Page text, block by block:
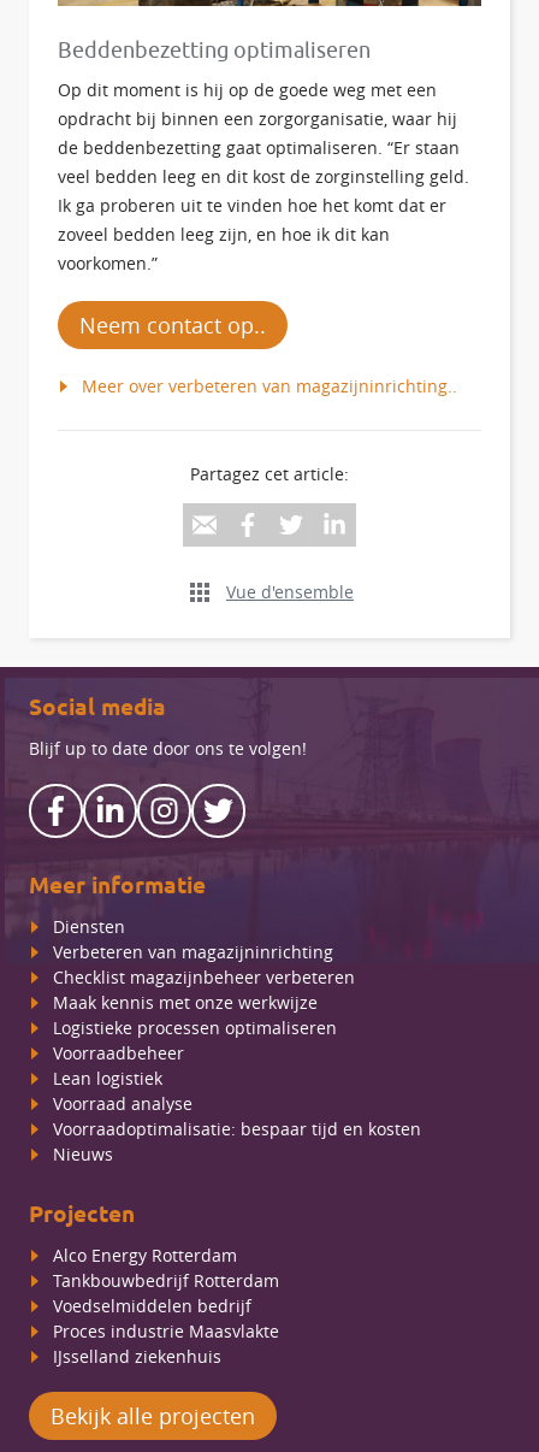
Beddenbezetting optimaliseren
Op dit moment is hij op de goede weg met een
opdracht bij binnen een zorgorganisatie, waar hij
de beddenbezetting gaat optimaliseren. “Er staan
veel bedden leeg en dit kost de zorginstelling geld.
Ik ga proberen uit te vinden hoe het komt dat er
zoveel bedden leeg zijn, en hoe ik dit kan
voorkomen.”
Neem contact op..
Meer over verbeteren van magazijninrichting..
Partagez cet article:
Vue d'ensemble
Social media
Blijf up to date door ons te volgen!
Meer informatie
Diensten
Verbeteren van magazijninrichting
Checklist magazijnbeheer verbeteren
Maak kennis met onze werkwijze
Logistieke processen optimaliseren
Voorraadbeheer
Lean logistiek
Voorraad analyse
Voorraadoptimalisatie: bespaar tijd en kosten
Nieuws
Projecten
Alco Energy Rotterdam
Tankbouwbedrijf Rotterdam
Voedselmiddelen bedrijf
Proces industrie Maasvlakte
IJsselland ziekenhuis
Bekijk alle projecten